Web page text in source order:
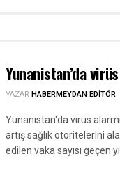
Yunanistan’da
YAZAR HABERMEYDAN EDITÖR
Yunanistan'da virüs
artış sağlık otoritelerini
edilen vaka sayısı geçen